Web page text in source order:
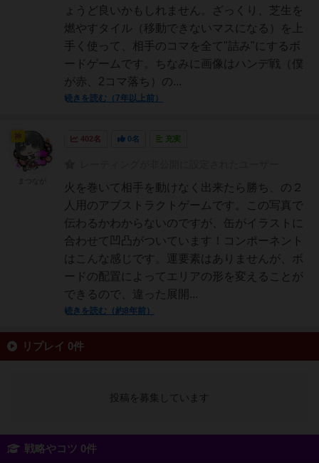
ょうど良いかもしれません。ざっくり、芝生を
燃やすタイル（移動できないマスになる）を上
手く使って、相手のコマを全て"詰み"にするボ
ードゲームです。ちなみに画像はハンデ戦（僕
が赤、2コマ落ち）の...
続きを読む（7年以上前）
402名 0名 充実
火を巻いて相手を動けなく出来たら勝ち、の２
人用のアブストラクトゲームです。この写真で
伝わるかわからないのですが、缶がイラストに
合わせて凹凸がついています！コンポーネント
はこんな感じです。運要素はありませんが、ボ
ードの配置によってエリアの形を変えることが
できるので、違った展開...
続きを読む（約8年前）
リプレイ 0件
投稿を募集しています
戦略やコツ 0件